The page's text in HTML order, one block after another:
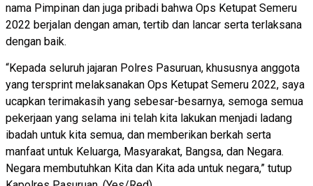
nama Pimpinan dan juga pribadi bahwa Ops Ketupat Semeru
2022 berjalan dengan aman, tertib dan lancar serta terlaksana
dengan baik.
“Kepada seluruh jajaran Polres Pasuruan, khususnya anggota
yang tersprint melaksanakan Ops Ketupat Semeru 2022, saya
ucapkan terimakasih yang sebesar-besarnya, semoga semua
pekerjaan yang selama ini telah kita lakukan menjadi ladang
ibadah untuk kita semua, dan memberikan berkah serta
manfaat untuk Keluarga, Masyarakat, Bangsa, dan Negara.
Negara membutuhkan Kita dan Kita ada untuk negara,” tutup